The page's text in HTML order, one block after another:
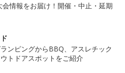
情報をお届け！開催・中止・延期
ンピングからBBQ、アスレチック
トドアスポットをご紹介